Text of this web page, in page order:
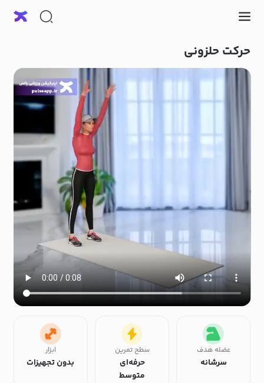
حرکت حلزونی
عضله هدف
سرشانه
سطح تمرین
حرفه‌ای
متوسط
ابزار
بدون تجهیزات